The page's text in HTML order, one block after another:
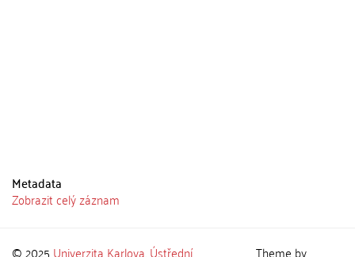
Metadata
Zobrazit celý záznam
© 2025 Univerzita Karlova,Ústřední Theme by